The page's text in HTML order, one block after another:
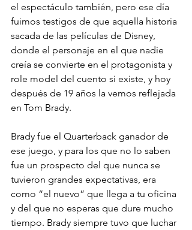
el espectáculo también, pero ese día
fuimos testigos de que aquella historia
sacada de las películas de Disney,
donde el personaje en el que nadie
creía se convierte en el protagonista y
role model del cuento si existe, y hoy
después de 19 años la vemos reflejada
en Tom Brady.
Brady fue el Quarterback ganador de
ese juego, y para los que no lo saben
fue un prospecto del que nunca se
tuvieron grandes expectativas, era
como “el nuevo” que llega a tu oficina
y del que no esperas que dure mucho
tiempo. Brady siempre tuvo que luchar